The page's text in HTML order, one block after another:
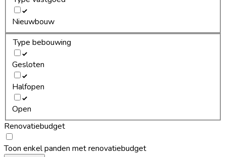
Nieuwbouw
Type bebouwing
Gesloten
Halfopen
Open
Renovatiebudget
Toon enkel panden met renovatiebudget